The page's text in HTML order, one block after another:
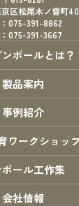
区松尾木ノ曽町40
075-391-8862
075-391-3667
ボールとは？
製品案内
事例紹介
ワークショッ
ボール工作集
会社情報